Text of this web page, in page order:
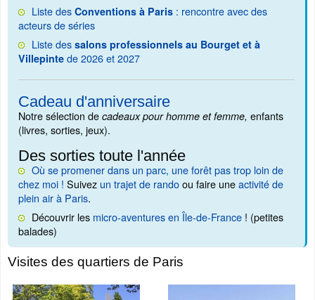
Liste des Conventions à Paris : rencontre avec des
acteurs de séries
Liste des salons professionnels au Bourget et à
Villepinte de 2026 et 2027
Cadeau d'anniversaire
Notre sélection de cadeaux pour homme et femme, enfants
(livres, sorties, jeux).
Des sorties toute l'année
Où se promener dans un parc, une forêt pas trop loin de
chez moi ! Suivez un trajet de randoou faire uneactivité de
plein air à Paris.
Découvrir les micro-aventures en Île-de-France ! (petites
balades)
Visites des quartiers de Paris